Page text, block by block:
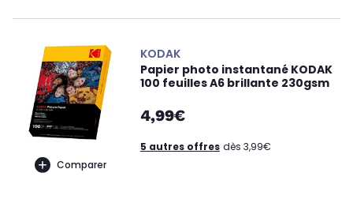
Comparer
KODAK
Papier photo instantané KODAK
100 feuilles A6 brillante 230gsm
4,99€
5 autres offres dès 3,99€